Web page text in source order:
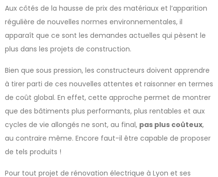
Aux côtés de la hausse de prix des matériaux et l’apparition
régulière de nouvelles normes environnementales, il
apparaît que ce sont les demandes actuelles qui pèsent le
plus dans les projets de construction.
Bien que sous pression, les constructeurs doivent apprendre
à tirer parti de ces nouvelles attentes et raisonner en termes
de coût global. En effet, cette approche permet de montrer
que des bâtiments plus performants, plus rentables et aux
cycles de vie allongés ne sont, au final, pas plus coûteux,
au contraire même. Encore faut-il être capable de proposer
de tels produits !
Pour tout projet de rénovation électrique à Lyon et ses